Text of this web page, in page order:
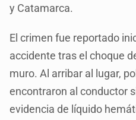
y Catamarca.
El crimen fue reportado
accidente tras el choque
muro. Al arribar al lugar,
encontraron al conductor
evidencia de líquido